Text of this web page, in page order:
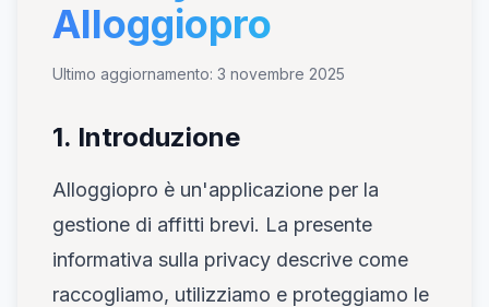
Chi sono
Contattami
Alloggiopro
Ultimo aggiornamento: 3 novembre 2025
1. Introduzione
Alloggiopro è un'applicazione per la
gestione di affitti brevi. La presente
informativa sulla privacy descrive come
raccogliamo, utilizziamo e proteggiamo le